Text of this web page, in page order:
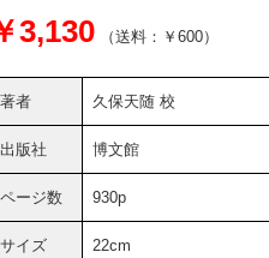
3,130 （送料：￥600）
著者 久保天随 校
出版社 博文館
ページ数 930p
サイズ 22cm